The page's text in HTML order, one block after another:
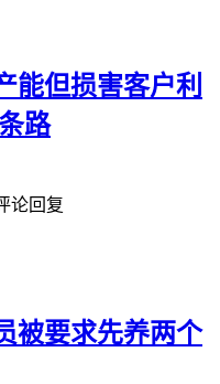
能但损害客户利
路
论回复
被要求先养两个